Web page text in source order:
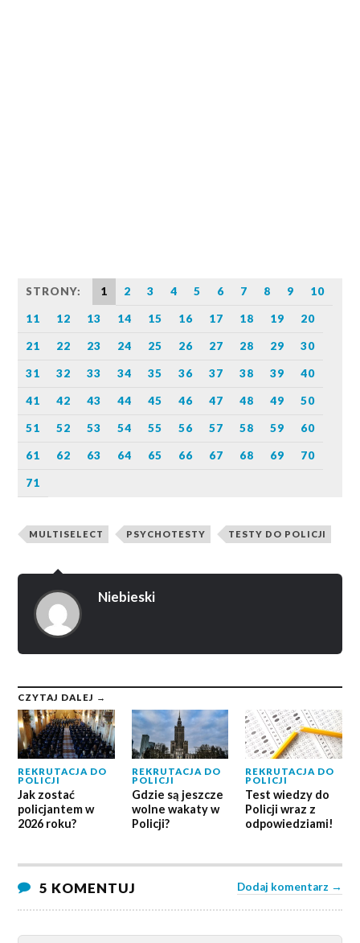
STRONY: 1 2 3 4 5 6 7 8 9 10
11 12 13 14 15 16 17 18 19 20
21 22 23 24 25 26 27 28 29 30
31 32 33 34 35 36 37 38 39 40
41 42 43 44 45 46 47 48 49 50
51 52 53 54 55 56 57 58 59 60
61 62 63 64 65 66 67 68 69 70
71
MULTISELECT PSYCHOTESTY TESTY DO POLICJI
Niebieski
CZYTAJ DALEJ →
REKRUTACJA DO
POLICJI
Jak zostać
policjantem w
2026 roku?
REKRUTACJA DO
POLICJI
Gdzie są jeszcze
wolne wakaty w
Policji?
REKRUTACJA DO
POLICJI
Test wiedzy do
Policji wraz z
odpowiedziami!
5 KOMENTUJ Dodaj komentarz →